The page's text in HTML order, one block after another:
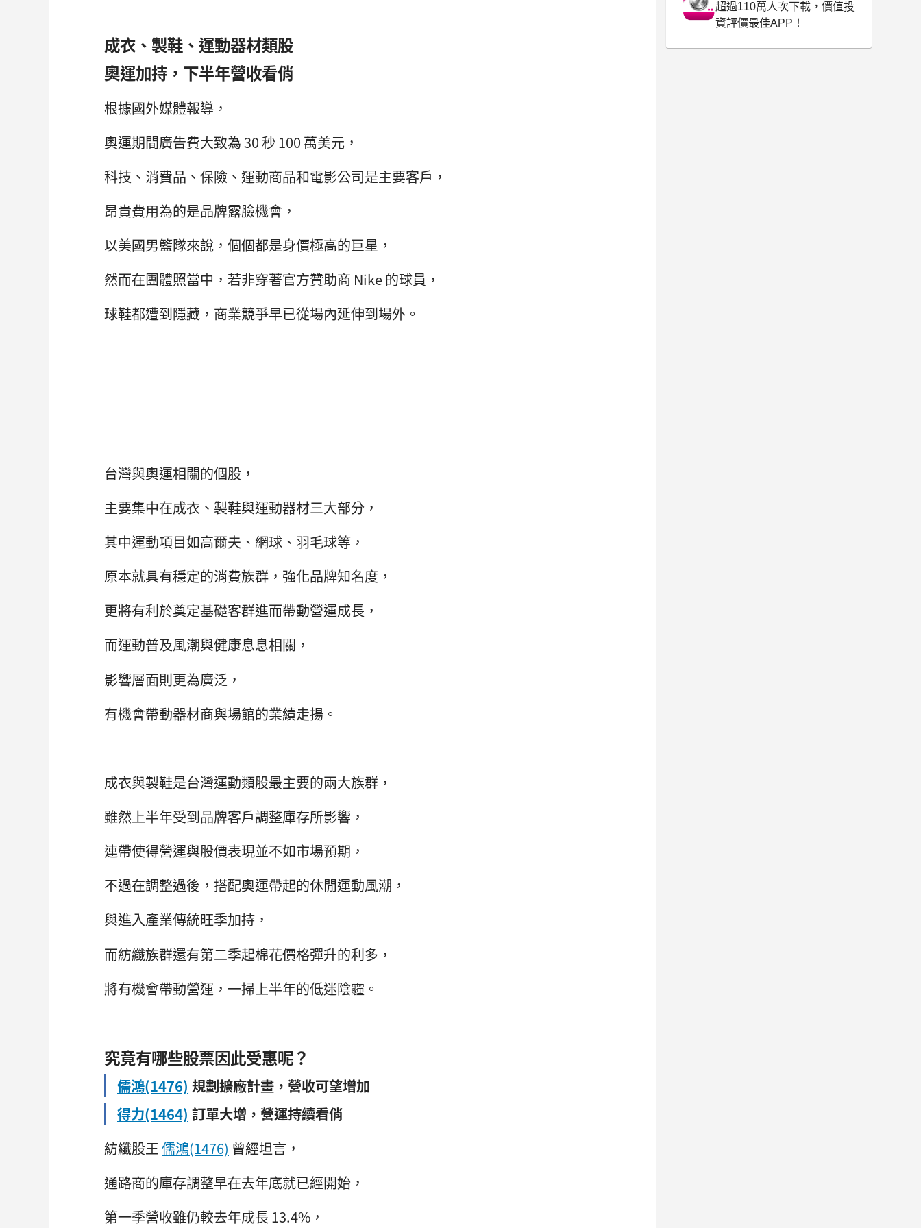
成衣、製鞋、運動器材類股
奧運加持，下半年營收看俏
根據國外媒體報導，
奧運期間廣告費大致為 30 秒 100 萬美元，
科技、消費品、保險、運動商品和電影公司是主要客戶，
昂貴費用為的是品牌露臉機會，
以美國男籃隊來說，個個都是身價極高的巨星，
然而在團體照當中，若非穿著官方贊助商 Nike 的球員，
球鞋都遭到隱藏，商業競爭早已從場內延伸到場外。
台灣與奧運相關的個股，
主要集中在成衣、製鞋與運動器材三大部分，
其中運動項目如高爾夫、網球、羽毛球等，
原本就具有穩定的消費族群，強化品牌知名度，
更將有利於奠定基礎客群進而帶動營運成長，
而運動普及風潮與健康息息相關，
影響層面則更為廣泛，
有機會帶動器材商與場館的業績走揚。
成衣與製鞋是台灣運動類股最主要的兩大族群，
雖然上半年受到品牌客戶調整庫存所影響，
連帶使得營運與股價表現並不如市場預期，
不過在調整過後，搭配奧運帶起的休閒運動風潮，
與進入產業傳統旺季加持，
而紡纖族群還有第二季起棉花價格彈升的利多，
將有機會帶動營運，一掃上半年的低迷陰霾。
究竟有哪些股票因此受惠呢？
儒鴻(1476) 規劃擴廠計畫，營收可望增加
得力(1464) 訂單大增，營運持續看俏
紡纖股王儒鴻(1476) 曾經坦言，
通路商的庫存調整早在去年底就已經開始，
第一季營收雖仍較去年成長 13.4%，
超過110萬人次下載，價值投
資評價最佳APP！